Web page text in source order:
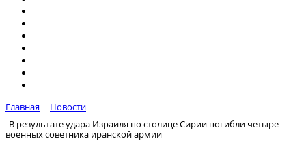
Главная
Новости
В результате удара Израиля по столице Сирии погибли четыре
военных советника иранской армии